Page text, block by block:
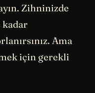
Zihninizde
kadar
Ama
için gerekli